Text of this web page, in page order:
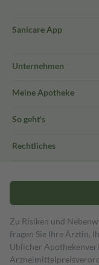
Sanicare App
Unternehmen
Meine Apotheke
So geht's
Rechtliches
Zu Risiken und
fragen Sie Ihre Ärztin,
Üblicher